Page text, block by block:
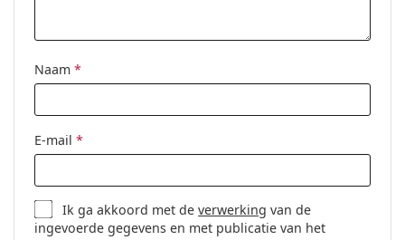
Naam *
E-mail *
Ik ga akkoord met deverwerking van de
ingevoerde gegevens en met publicatie van het